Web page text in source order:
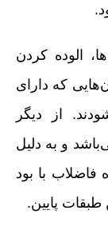
الوده کردن
که دارای
از دیگر
و به دلیل
با بود
پایین.